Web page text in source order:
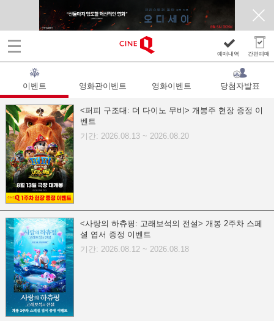
간편예매
예매내역
이벤트 영화관이벤트 영화이벤트 당첨자발표
<퍼피 구조대: 더 다이노 무비> 개봉주 현장 증정 이
벤트
기간: 2026.08.13 ~ 2026.08.20
<사랑의 하츄핑: 고래보석의 전설> 개봉 2주차 스페
셜 엽서 증정 이벤트
기간: 2026.08.12 ~ 2026.08.18